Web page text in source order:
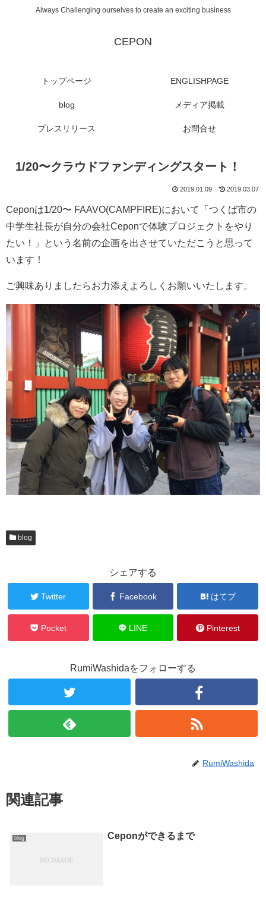
Always Challenging ourselves to create an exciting business
CEPON
トップページ ENGLISHPAGE
blog メディア掲載
プレスリリース お問合せ
1/20〜クラウドファンディングスタート！
2019.01.09 2019.03.07
Ceponは1/20〜 FAAVO(CAMPFIRE)において「つくば市の
中学生社長が自分の会社Ceponで体験プロジェクトをやり
たい！」という名前の企画を出させていただこうと思って
います！
ご興味ありましたらお力添えよろしくお願いいたします。
blog
シェアする
Twitter Facebook はてブ
Pocket LINE Pinterest
RumiWashidaをフォローする
RumiWashida
関連記事
blog Ceponができるまで